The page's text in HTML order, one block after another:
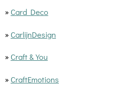
» Card Deco
» CarlijnDesign
» Craft & You
» CraftEmotions